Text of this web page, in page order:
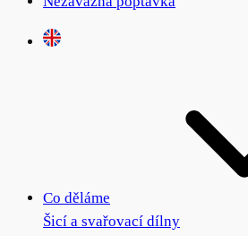
Co děláme
Šicí a svařovací dílny